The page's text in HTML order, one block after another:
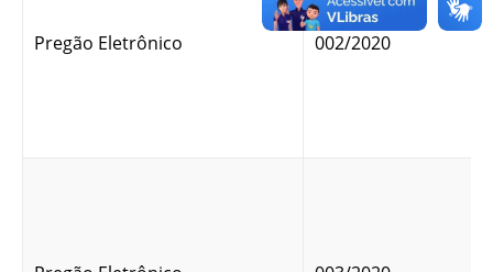
Pregão Eletrônico 002/2020